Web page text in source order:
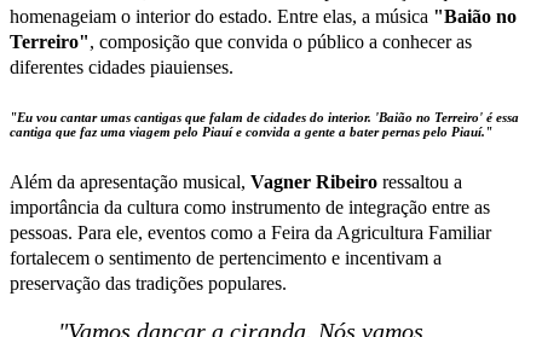
homenageiam o interior do estado. Entre elas, a música "Baião no
Terreiro", composição que convida o público a conhecer as
diferentes cidades piauienses.
"Eu vou cantar umas cantigas que falam de cidades do interior. 'Baião no Terreiro' é essa
cantiga que faz uma viagem pelo Piauí e convida a gente a bater pernas pelo Piauí."
Além da apresentação musical, Vagner Ribeiro ressaltou a
importância da cultura como instrumento de integração entre as
pessoas. Para ele, eventos como a Feira da Agricultura Familiar
fortalecem o sentimento de pertencimento e incentivam a
preservação das tradições populares.
"Vamos dançar a ciranda. Nós vamos